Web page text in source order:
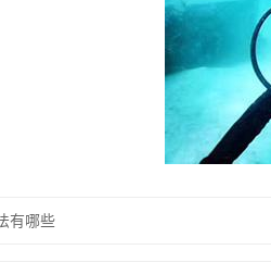
有哪些